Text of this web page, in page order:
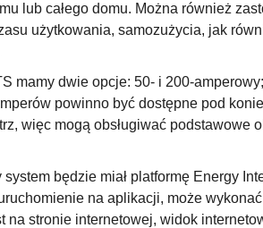
lub całego domu. Można również
użytkowania, samozużycia, jak
mamy dwie opcje: 50- i 200-
powinno być dostępne pod
więc mogą obsługiwać podstawowe
system będzie miał platformę Energy
na aplikacji, może
na stronie internetowej, widok